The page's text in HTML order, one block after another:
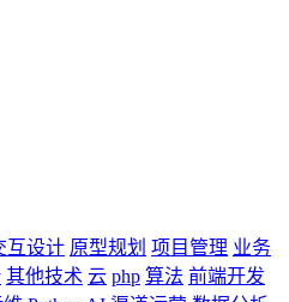
互设计 原型规划 项目管理 业务
其他技术 云 php 算法 前端开发